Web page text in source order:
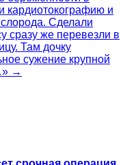
кардиотокографию и
Сделали
сразу же перевезли в
Там дочку
сужение крупной
→